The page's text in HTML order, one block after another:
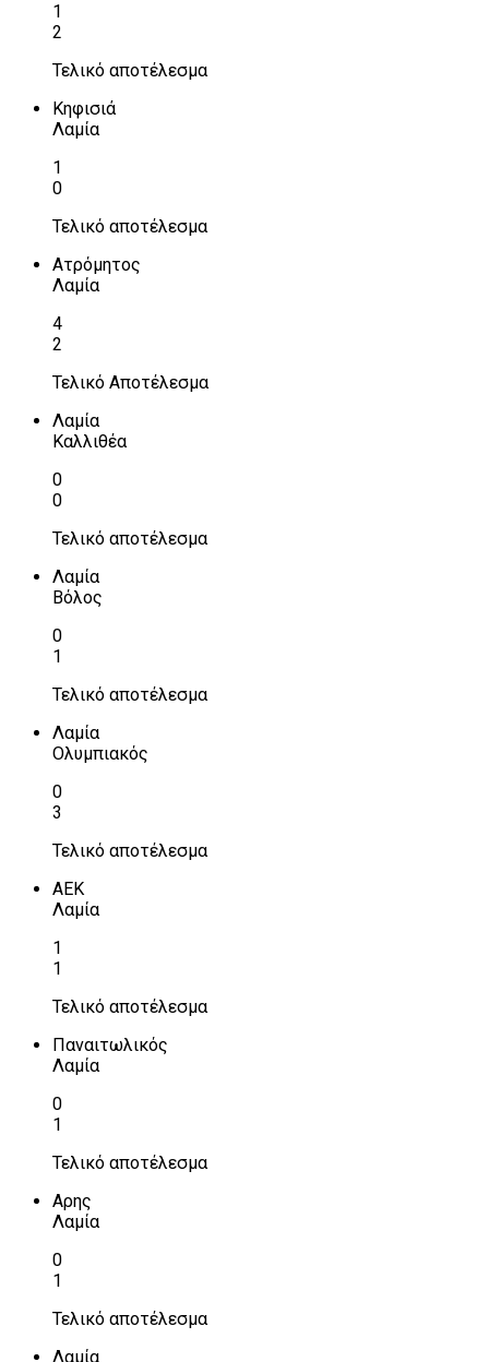
1
2
Τελικό αποτέλεσμα
Κηφισιά
Λαμία
1
0
Τελικό αποτέλεσμα
Ατρόμητος
Λαμία
4
2
Τελικό Αποτέλεσμα
Λαμία
Καλλιθέα
0
0
Τελικό αποτέλεσμα
Λαμία
Βόλος
0
1
Τελικό αποτέλεσμα
Λαμία
Ολυμπιακός
0
3
Τελικό αποτέλεσμα
ΑΕΚ
Λαμία
1
1
Τελικό αποτέλεσμα
Παναιτωλικός
Λαμία
0
1
Τελικό αποτέλεσμα
Αρης
Λαμία
0
1
Τελικό αποτέλεσμα
Λαμία